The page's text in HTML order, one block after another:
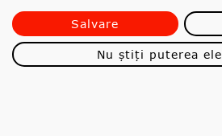
Salvare
Nu știți puterea